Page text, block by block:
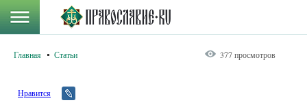
Главная Статьи 377 просмотров
Нравится